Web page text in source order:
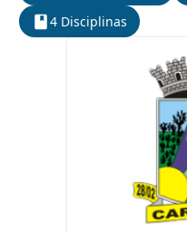
4 Disciplinas